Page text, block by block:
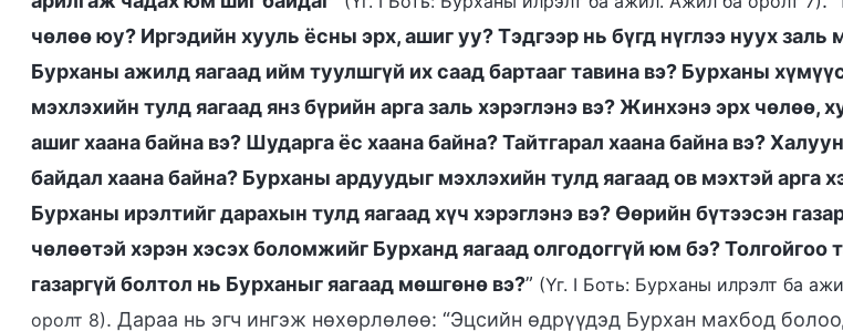
чөлөө юу? Иргэдийн хууль ёсны эрх, ашиг уу? Тэдгээр нь бүгд нүглээ нуух
Бурханы ажилд яагаад ийм туулшгүй их саад бартааг тавина вэ? Бурханы
мэхлэхийн тулд яагаад янз бүрийн арга заль хэрэглэнэ вэ? Жинхэнэ эрх чөлөө,
ашиг хаана байна вэ? Шударга ёс хаана байна? Тайтгарал хаана байна вэ?
байдал хаана байна? Бурханы ардуудыг мэхлэхийн тулд яагаад ов мэхтэй арга
Бурханы ирэлтийг дарахын тулд яагаад хүч хэрэглэнэ вэ? Өөрийн бүтээсэн
чөлөөтэй хэрэн хэсэх боломжийг Бурханд яагаад олгодоггүй юм бэ? Толгойгоо
газаргүй болтол нь Бурханыг яагаад мөшгөнө вэ?” (Үг. I Боть: Бурханы илрэлт ба
оролт 8). Дараа нь эгч ингэж нөхөрлөлөө: “Эцсийн өдрүүдэд Бурхан махбод